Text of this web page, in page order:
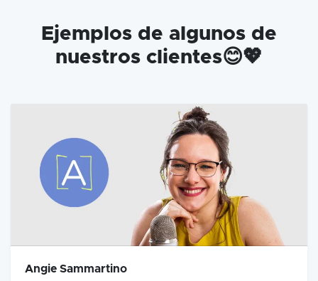
Ejemplos de algunos de
nuestros clientes😊💖
Angie Sammartino